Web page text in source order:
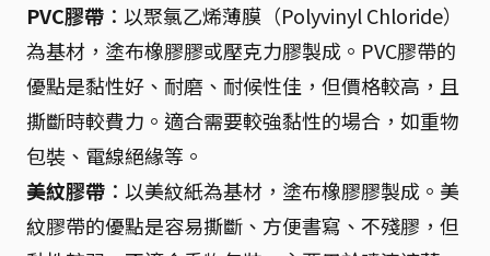
PVC膠帶 ：以聚氯乙烯薄膜（Polyvinyl Chloride）
為基材，塗布橡膠膠或壓克力膠製成。PVC膠帶的
優點是黏性好、耐磨、耐候性佳，但價格較高，且
撕斷時較費力。適合需要較強黏性的場合，如重物
包裝、電線絕緣等。
美紋膠帶 ：以美紋紙為基材，塗布橡膠膠製成。美
紋膠帶的優點是容易撕斷、方便書寫、不殘膠，但